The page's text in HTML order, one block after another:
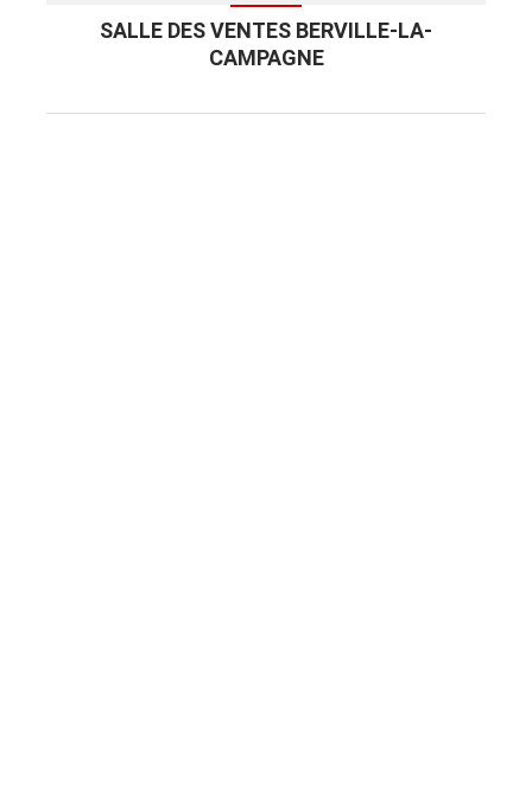
SALLE DES VENTES BERVILLE-LA-
CAMPAGNE